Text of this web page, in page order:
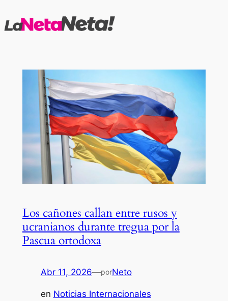
al
Los cañones callan entre rusos y
ucranianos durante tregua por la
Pascua ortodoxa
Abr 11, 2026—porNeto
en Noticias Internacionales